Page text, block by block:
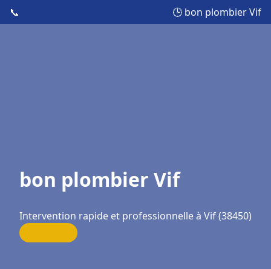
📞 🕒 bon plombier Vif
bon plombier Vif
Intervention rapide et professionnelle à Vif (38450)